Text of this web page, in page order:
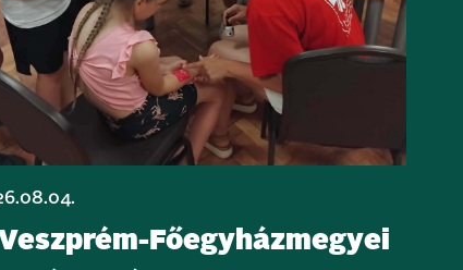
Főegyházmegyei